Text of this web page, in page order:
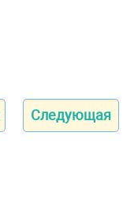
Следующая